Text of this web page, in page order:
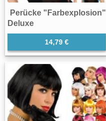
Perücke "Farbexplosion"
Deluxe
14,79 €